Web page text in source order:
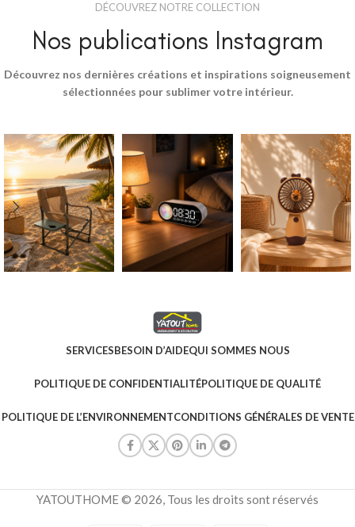
DÉCOUVREZ NOTRE COLLECTION
Nos publications Instagram
Découvrez nos dernières créations et inspirations soigneusement
sélectionnées pour sublimer votre intérieur.
SERVICESBESOIN D’AIDEQUI SOMMES NOUS
POLITIQUE DE CONFIDENTIALITÉPOLITIQUE DE QUALITÉ
POLITIQUE DE L’ENVIRONNEMENTCONDITIONS GÉNÉRALES DE VENTE
YATOUTHOME © 2026, Tous les droits sont réservés